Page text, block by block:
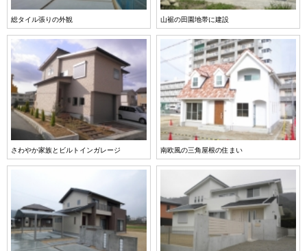
総タイル張りの外観 山裾の田園地帯に建設
さわやか家族とビルトインガレージ 南欧風の三角屋根の住まい